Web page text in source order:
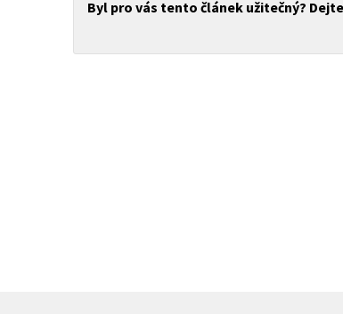
Byl pro vás tento článek užitečný?